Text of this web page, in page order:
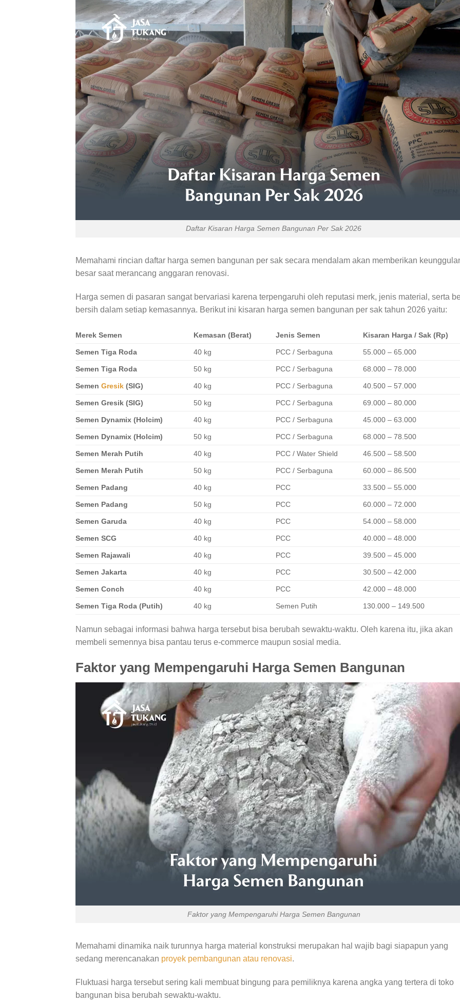
Daftar Kisaran Harga Semen Bangunan Per Sak 2026
Memahami rincian daftar harga semen bangunan per sak secara mendalam akan memberikan
besar saat merancang anggaran renovasi.
Harga semen di pasaran sangat bervariasi karena terpengaruhi oleh reputasi merk, jenis material, serta
bersih dalam setiap kemasannya. Berikut ini kisaran harga semen bangunan per sak tahun 2026 yaitu:
Merek Semen Kemasan (Berat) Jenis Semen Kisaran Harga / Sak (Rp)
Semen Tiga Roda 40 kg PCC / Serbaguna 55.000 – 65.000
Semen Tiga Roda 50 kg PCC / Serbaguna 68.000 – 78.000
Semen Gresik (SIG) 40 kg PCC / Serbaguna 40.500 – 57.000
Semen Gresik (SIG) 50 kg PCC / Serbaguna 69.000 – 80.000
Semen Dynamix (Holcim) 40 kg PCC / Serbaguna 45.000 – 63.000
Semen Dynamix (Holcim) 50 kg PCC / Serbaguna 68.000 – 78.500
Semen Merah Putih 40 kg PCC / Water Shield 46.500 – 58.500
Semen Merah Putih 50 kg PCC / Serbaguna 60.000 – 86.500
Semen Padang 40 kg PCC 33.500 – 55.000
Semen Padang 50 kg PCC 60.000 – 72.000
Semen Garuda 40 kg PCC 54.000 – 58.000
Semen SCG 40 kg PCC 40.000 – 48.000
Semen Rajawali 40 kg PCC 39.500 – 45.000
Semen Jakarta 40 kg PCC 30.500 – 42.000
Semen Conch 40 kg PCC 42.000 – 48.000
Semen Tiga Roda (Putih) 40 kg Semen Putih 130.000 – 149.500
Namun sebagai informasi bahwa harga tersebut bisa berubah sewaktu-waktu. Oleh karena itu, jika akan
membeli semennya bisa pantau terus e-commerce maupun sosial media.
Faktor yang Mempengaruhi Harga Semen Bangunan
Faktor yang Mempengaruhi Harga Semen Bangunan
Memahami dinamika naik turunnya harga material konstruksi merupakan hal wajib bagi siapapun yang
sedang merencanakan proyek pembangunan atau renovasi.
Fluktuasi harga tersebut sering kali membuat bingung para pemiliknya karena angka yang tertera di toko
bangunan bisa berubah sewaktu-waktu.